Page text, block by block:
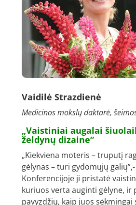
Vaidilė Strazdienė
Medicinos mokslų daktarė,
„Vaistiniai augalai
želdynų dizaine“
„Kiekviena moteris – truputį
gėlynas – turi gydomųjų
Konferencijoje ji pristatė
kuriuos verta auginti gėlyne, ir
pavyzdžių, kaip juos